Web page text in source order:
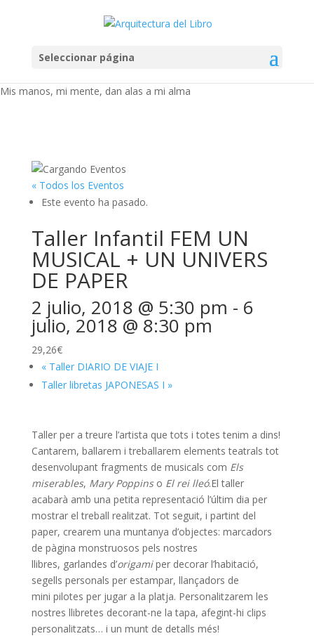
Seleccionar página
Mis manos, mi mente, dan alas a mi alma
« Todos los Eventos
Este evento ha pasado.
Taller Infantil FEM UN
MUSICAL + UN UNIVERS
DE PAPER
2 julio, 2018 @ 5:30 pm - 6
julio, 2018 @ 8:30 pm
29,26€
«Taller DIARIO DE VIAJE I
Taller libretas JAPONESAS I »
Taller per a treure l’artista que tots i totes tenim a dins!
Cantarem, ballarem i treballarem elements teatrals tot
desenvolupant fragments de musicals com Els
miserables, Mary Poppinso El rei lleó.El taller
acabarà amb una petita representació l’últim dia per
mostrar el treball realitzat. Tot seguit, i partint del
paper, crearem una muntanya d’objectes: marcadors
de pàgina monstruosos pels nostres
llibres, garlandes d’origamiper decorar l’habitació,
segells personals per estampar, llançadors de
mini pilotes per jugar a la platja. Personalitzarem les
nostres llibretes decorant-ne la tapa, afegint-hi clips
personalitzats… i un munt de detalls més!